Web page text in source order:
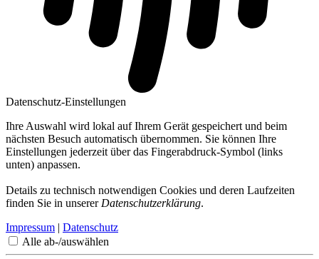
Datenschutz-Einstellungen
Ihre Auswahl wird lokal auf Ihrem Gerät gespeichert und beim
nächsten Besuch automatisch übernommen. Sie können Ihre
Einstellungen jederzeit über das Fingerabdruck-Symbol (links
unten) anpassen.
Details zu technisch notwendigen Cookies und deren Laufzeiten
finden Sie in unserer Datenschutzerklärung.
Impressum | Datenschutz
Alle ab-/auswählen